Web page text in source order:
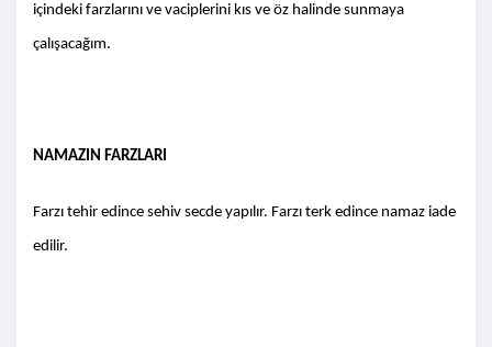
içindeki farzlarını ve vaciplerini kıs ve öz halinde sunmaya
çalışacağım.
NAMAZIN FARZLARI
Farzı tehir edince sehiv secde yapılır. Farzı terk edince namaz iade
edilir.